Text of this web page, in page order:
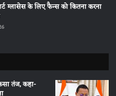
ग्लासेस के लिए फैन्स को कितना करना
तंज, कहा-